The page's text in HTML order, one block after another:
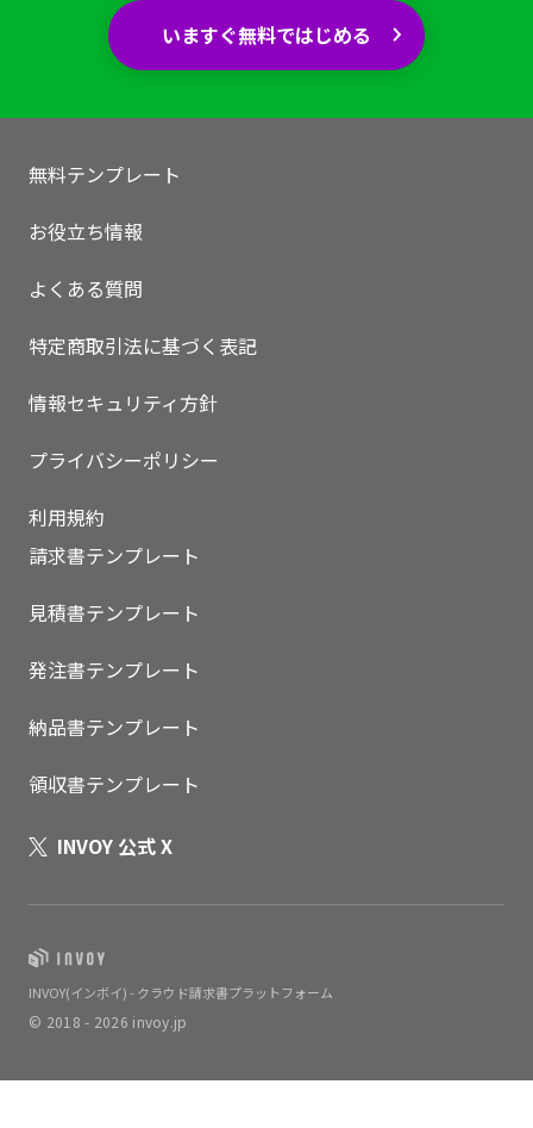
いますぐ無料ではじめる
無料テンプレート
お役立ち情報
よくある質問
特定商取引法に基づく表記
情報セキュリティ方針
プライバシーポリシー
利用規約
請求書テンプレート
見積書テンプレート
発注書テンプレート
納品書テンプレート
領収書テンプレート
INVOY 公式 X
INVOY(インボイ) - クラウド請求書プラットフォーム
© 2018 - 2026 invoy.jp